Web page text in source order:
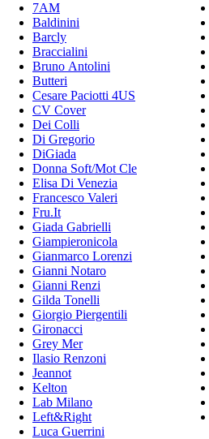
7AM
Baldinini
Barcly
Braccialini
Bruno Antolini
Butteri
Cesare Paciotti 4US
CV Cover
Dei Colli
Di Gregorio
DiGiada
Donna Soft/Mot Cle
Elisa Di Venezia
Francesco Valeri
Fru.It
Giada Gabrielli
Giampieronicola
Gianmarco Lorenzi
Gianni Notaro
Gianni Renzi
Gilda Tonelli
Giorgio Piergentili
Gironacci
Grey Mer
Ilasio Renzoni
Jeannot
Kelton
Lab Milano
Left&Right
Luca Guerrini